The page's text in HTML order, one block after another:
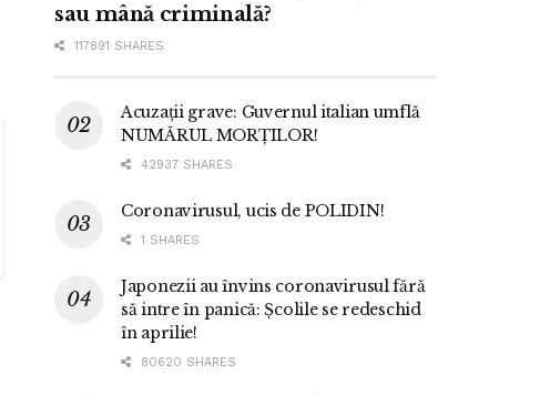
sau mână criminală?
117891 SHARES
Acuzații grave: Guvernul italian umflă
NUMĂRUL MORȚILOR!
42937 SHARES
Coronavirusul, ucis de POLIDIN!
1 SHARES
Japonezii au învins coronavirusul fără
să intre în panică: Școlile se redeschid
în aprilie!
80620 SHARES